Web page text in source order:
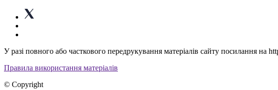
У разі повного або часткового передрукування матеріалів сайту посилання на
Правила використання матеріалів
© Copyright